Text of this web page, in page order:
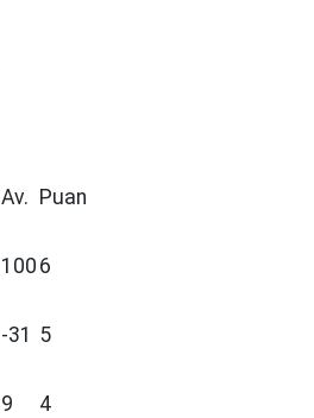
Av. Puan
100 6
-31 5
9 4